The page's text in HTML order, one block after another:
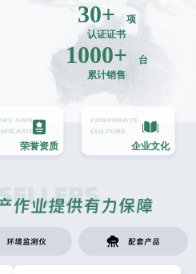
30+
项
认证证书
1000+
台
累计销售
荣誉资质 企业文化
环境监测仪 配套产品